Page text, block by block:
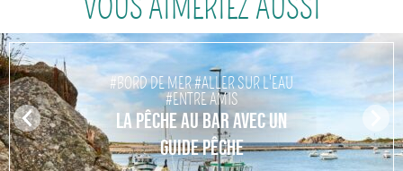
VOUS AIMERIEZ AUSSI
Pr
ev
io
#BORD DE MER #ALLER SUR L'EAU
#ENTRE AMIS
LA PÊCHE AU BAR AVEC UN
GUIDE PÊCHE
ex
t